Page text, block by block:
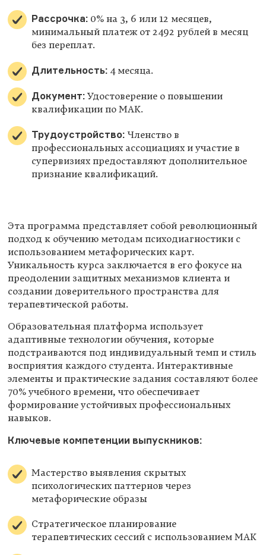
Рассрочка: 0% на 3, 6 или 12 месяцев,
минимальный платеж от 2492 рублей в месяц
без переплат.
Длительность: 4 месяца.
Документ: Удостоверение о повышении
квалификации по МАК.
Трудоустройство: Членство в
профессиональных ассоциациях и участие в
супервизиях предоставляют дополнительное
признание квалификаций.
Эта программа представляет собой революционный
подход к обучению методам психодиагностики с
использованием метафорических карт.
Уникальность курса заключается в его фокусе на
преодолении защитных механизмов клиента и
создании доверительного пространства для
терапевтической работы.
Образовательная платформа использует
адаптивные технологии обучения, которые
подстраиваются под индивидуальный темп и стиль
восприятия каждого студента. Интерактивные
элементы и практические задания составляют более
70% учебного времени, что обеспечивает
формирование устойчивых профессиональных
навыков.
Ключевые компетенции выпускников:
Мастерство выявления скрытых
психологических паттернов через
метафорические образы
Стратегическое планирование
терапевтических сессий с использованием МАК